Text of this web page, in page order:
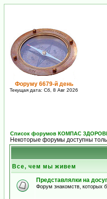
Форуму 6679-й день
Текущая дата: Сб, 8 Авг 2026
Список форумов КОМПАС
Некоторые форумы доступны
Все, чем мы живем
Представлялки на
Форум знакомств, которых